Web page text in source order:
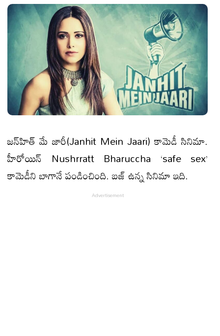
జన్‌హిత్‌ మే జారీ(Janhit Mein Jaari) కామెడీ సినిమా.
హీరోయిన్ Nushrratt Bharuccha ‘safe sex’
కామెడీని బాగానే పండించింది. బ‌జ్ ఉన్న సినిమా ఇది.